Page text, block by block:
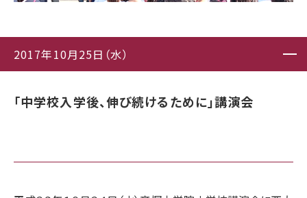
2017年10月25日（水）
「中学校入学後、伸び続けるために」講演会